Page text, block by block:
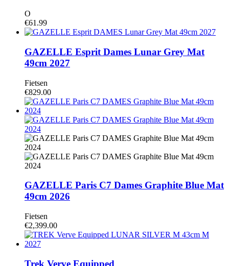
O
€61.99
GAZELLE Esprit Dames Lunar Grey Mat
49cm 2027
Fietsen
€829.00
GAZELLE Paris C7 Dames Graphite Blue Mat
49cm 2026
Fietsen
€2,399.00
Trek Verve Equipped